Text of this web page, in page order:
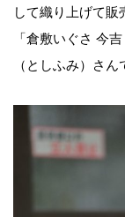
して織り上げて販
「倉敷いぐさ 今
（としふみ）さん